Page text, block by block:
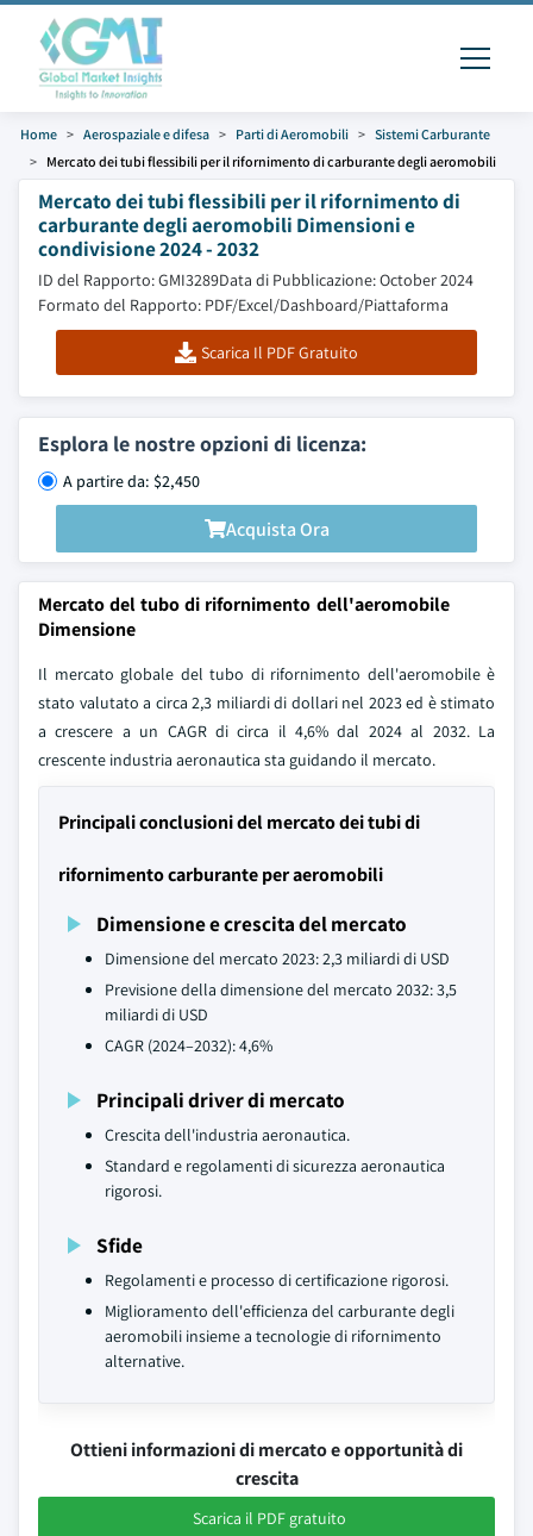
Home Aerospaziale e difesa Parti di Aeromobili
Sistemi Carburante
Mercato dei tubi flessibili per il rifornimento di carburante degli aeromobili
Mercato dei tubi flessibili per il rifornimento di
carburante degli aeromobili Dimensioni e
condivisione 2024 - 2032
ID del Rapporto: GMI3289Data di Pubblicazione: October 2024
Formato del Rapporto: PDF/Excel/Dashboard/Piattaforma
Scarica Il PDF Gratuito
Esplora le nostre opzioni di licenza:
A partire da: $2,450
Acquista Ora
Mercato del tubo di rifornimento dell'aeromobile
Dimensione
Il mercato globale del tubo di rifornimento dell'aeromobile è
stato valutato a circa 2,3 miliardi di dollari nel 2023 ed è stimato
a crescere a un CAGR di circa il 4,6% dal 2024 al 2032. La
crescente industria aeronautica sta guidando il mercato.
Principali conclusioni del mercato dei tubi di
rifornimento carburante per aeromobili
Dimensione e crescita del mercato
Dimensione del mercato 2023: 2,3 miliardi di USD
Previsione della dimensione del mercato 2032: 3,5
miliardi di USD
CAGR (2024–2032): 4,6%
Principali driver di mercato
Crescita dell'industria aeronautica.
Standard e regolamenti di sicurezza aeronautica
rigorosi.
Sfide
Regolamenti e processo di certificazione rigorosi.
Miglioramento dell'efficienza del carburante degli
aeromobili insieme a tecnologie di rifornimento
alternative.
Ottieni informazioni di mercato e opportunità di
crescita
Scarica il PDF gratuito